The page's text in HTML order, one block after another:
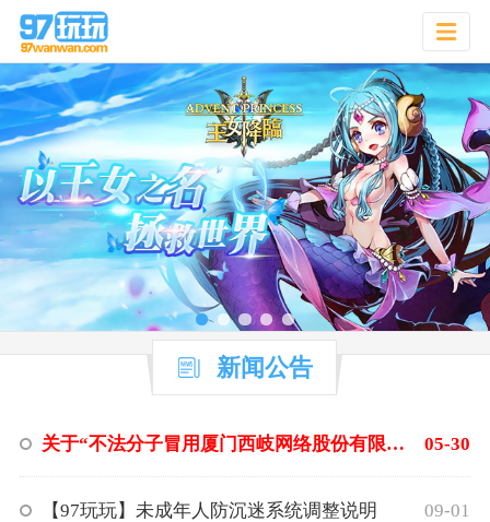
新闻公告
关于“不法分子冒用厦门西岐网络股份有限公司名义进行网络刷单诈骗”的严正声明 05-30
【97玩玩】未成年人防沉迷系统调整说明 09-01